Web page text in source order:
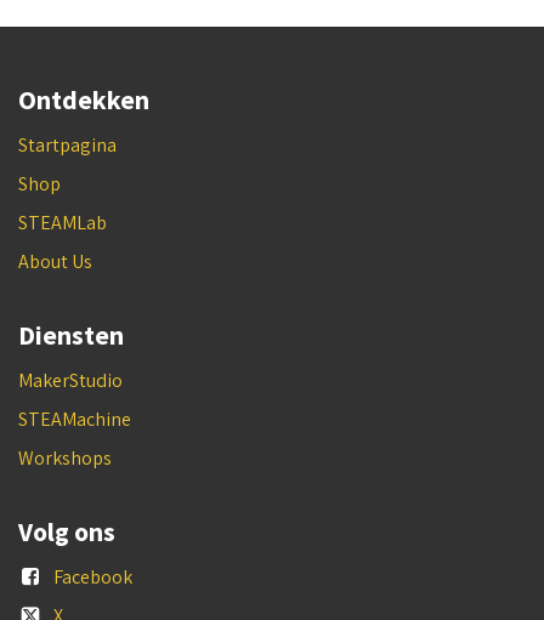
Ontdekken
Startpagina
Shop
STEAMLab
About Us
Diensten
MakerStudio
STEAMachine
Workshops
Volg ons
Facebook